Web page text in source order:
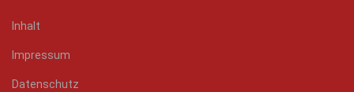
Inhalt
Impressum
Datenschutz